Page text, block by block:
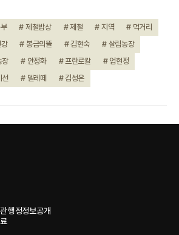
# 제철밥상 # 제철 # 지역
# 먹거리
# 봉금의뜰 # 김현숙
# 살림농장
장 # 안정화 # 프란로칼
# 엄현정
선 # 델레떼 # 김성은
행정정보공개